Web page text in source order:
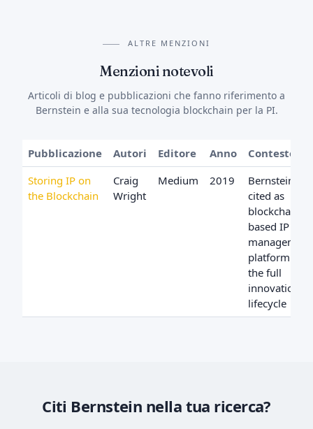
ALTRE MENZIONI
Menzioni notevoli
Articoli di blog e pubblicazioni che fanno riferimento a
Bernstein e alla sua tecnologia blockchain per la PI.
Pubblicazione Autori Editore Anno
Contesto
Storing IP on
the Blockchain
Craig
Wright
Medium 2019
Bernstein
cited as
blockchain-
based IP
management
platform for
the full
innovation
lifecycle
Citi Bernstein nella tua ricerca?